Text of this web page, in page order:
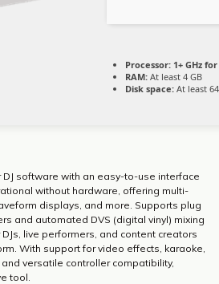
Processor: 1+ GHz
RAM: At least 4 GB
Disk space: At least
DJ software with an easy-to-use interface
without hardware, offering multi-
displays, and more. Supports plug
and automated DVS (digital vinyl) mixing
live performers, and content creators
With support for video effects, karaoke,
versatile controller compatibility,
tool.